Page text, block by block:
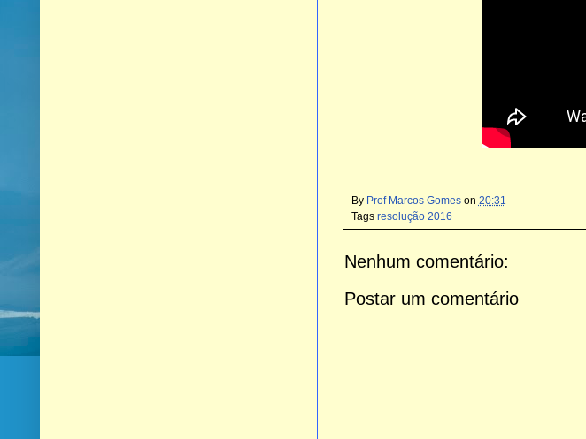
By Prof Marcos Gomes on 20:31
Tags resolução 2016
Nenhum comentário:
Postar um comentário